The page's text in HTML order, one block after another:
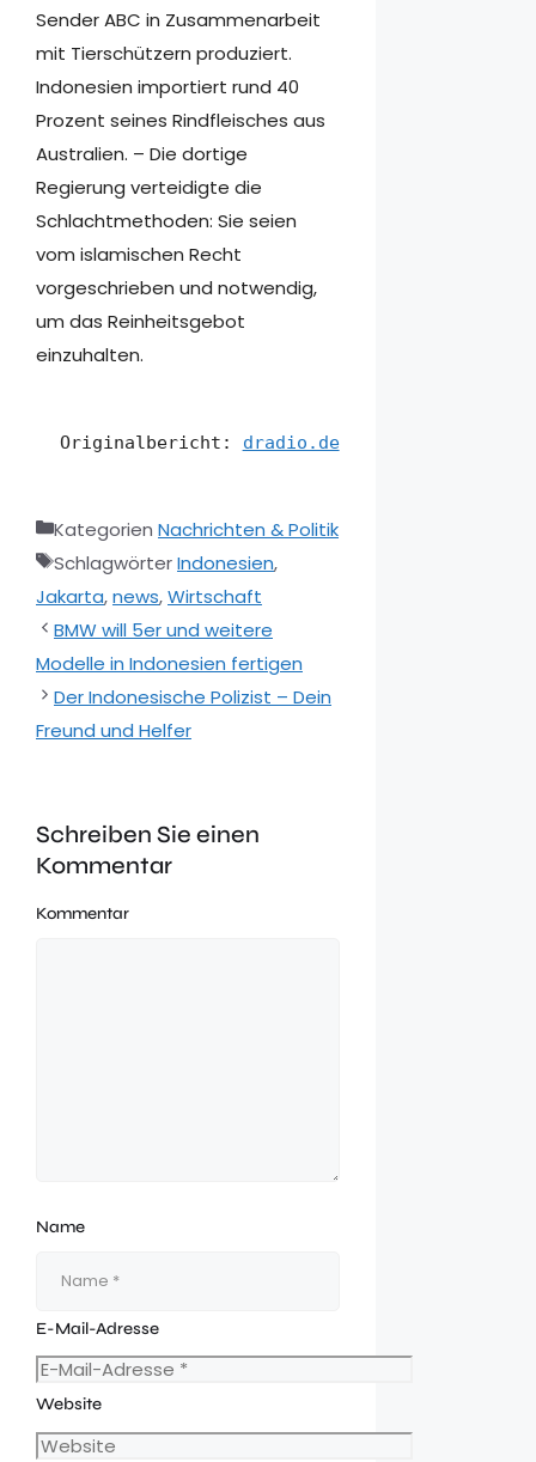
Sender ABC in Zusammenarbeit
mit Tierschützern produziert.
Indonesien importiert rund 40
Prozent seines Rindfleisches aus
Australien. – Die dortige
Regierung verteidigte die
Schlachtmethoden: Sie seien
vom islamischen Recht
vorgeschrieben und notwendig,
um das Reinheitsgebot
einzuhalten.
Originalbericht: dradio.de
Kategorien Nachrichten & Politik
SchlagwörterIndonesien,
Jakarta,news,Wirtschaft
BMW will 5er und weitere
Modelle in Indonesien fertigen
Der Indonesische Polizist – Dein
Freund und Helfer
Schreiben Sie einen
Kommentar
Kommentar
Name
E-Mail-Adresse
Website